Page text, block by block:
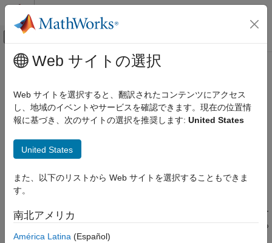
コンテンツへスキップ
オフキャンバス ナビゲーション メ
ドキュメンテーションのホーム
コード検証
Polyspace Bug Finder
Polyspace Bug Finder の結果
MISRA C:2023 命令およびルール
項目一覧
説明
メインコンテンツ
MISRA C:2023 Rule 1.2
Language extensions should not be used
R2024a 以降
Language extensions should not be used
根拠
ます。言語拡張をドキュメント化する場合でも、ドキュメンテー
ションではすべての状況における動作が記述されない可能性があ
ります。
Web サイトの選択
Web サイトを選択すると、翻訳されたコンテンツにアクセス
し、地域のイベントやサービスを確認できます。現在の位置情
報に基づき、次のサイトの選択を推奨します: United States
United States
また、以下のリストから Web サイトを選択することもできま
す。
南北アメリカ
América Latina (Español)